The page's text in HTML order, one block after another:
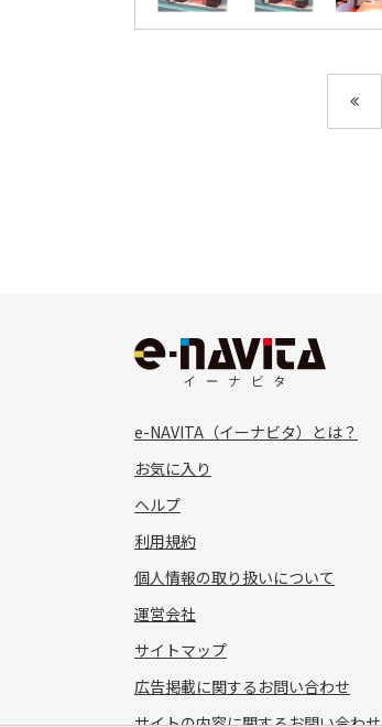
e-NAVITA（イーナビタ）とは？
お気に入り
ヘルプ
利用規約
個人情報の取り扱いについて
運営会社
サイトマップ
広告掲載に関するお問い合わせ
サイトの内容に関するお問い合わせ